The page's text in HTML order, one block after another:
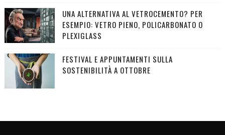
UNA ALTERNATIVA AL VETROCEMENTO? PER
ESEMPIO: VETRO PIENO, POLICARBONATO O
PLEXIGLASS
FESTIVAL E APPUNTAMENTI SULLA
SOSTENIBILITÀ A OTTOBRE